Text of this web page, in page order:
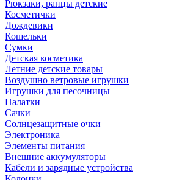
Рюкзаки, ранцы детские
Косметички
Дождевики
Кошельки
Сумки
Детская косметика
Летние детские товары
Воздушно ветровые игрушки
Игрушки для песочницы
Палатки
Сачки
Солнцезащитные очки
Электроника
Элементы питания
Внешние аккумуляторы
Кабели и зарядные устройства